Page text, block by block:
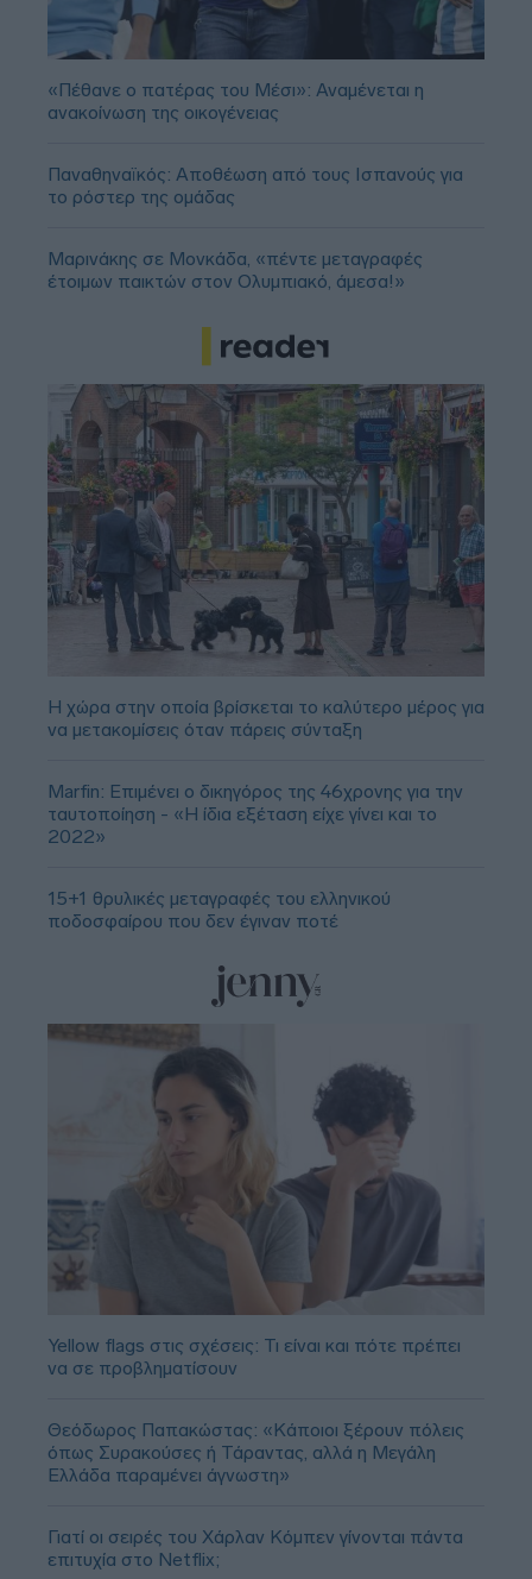
«Πέθανε ο πατέρας του Μέσι»: Αναμένεται η
ανακοίνωση της οικογένειας
Παναθηναϊκός: Αποθέωση από τους Ισπανούς για
το ρόστερ της ομάδας
Μαρινάκης σε Μονκάδα, «πέντε μεταγραφές
έτοιμων παικτών στον Ολυμπιακό, άμεσα!»
Η χώρα στην οποία βρίσκεται το καλύτερο μέρος για
να μετακομίσεις όταν πάρεις σύνταξη
Marfin: Επιμένει ο δικηγόρος της 46χρονης για την
ταυτοποίηση - «Η ίδια εξέταση είχε γίνει και το
2022»
15+1 θρυλικές μεταγραφές του ελληνικού
ποδοσφαίρου που δεν έγιναν ποτέ
Yellow flags στις σχέσεις: Τι είναι και πότε πρέπει
να σε προβληματίσουν
Θεόδωρος Παπακώστας: «Κάποιοι ξέρουν πόλεις
όπως Συρακούσες ή Τάραντας, αλλά η Μεγάλη
Ελλάδα παραμένει άγνωστη»
Γιατί οι σειρές του Χάρλαν Κόμπεν γίνονται πάντα
επιτυχία στο Netflix;